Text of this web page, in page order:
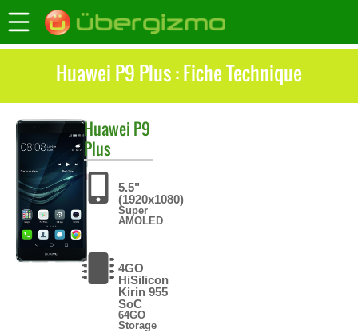
Huawei P9 Plus : Fiche Technique
Huawei P9
Plus
5.5"
(1920x1080)
Super
AMOLED
4GO
HiSilicon
Kirin 955
SoC
64GO
Storage